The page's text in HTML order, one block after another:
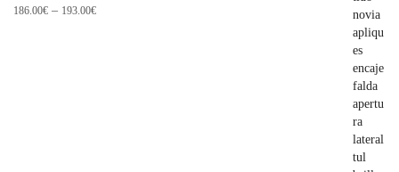
186.00€ – 193.00€